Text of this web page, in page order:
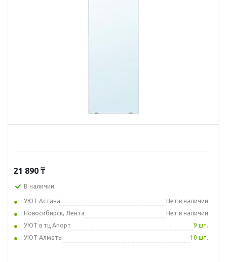
21 890 ₸
В наличии
УЮТ Астана
Нет в наличии
Новосибирск, Лента
Нет в наличии
УЮТ в тц Апорт
9 шт.
УЮТ Алматы
10 шт.